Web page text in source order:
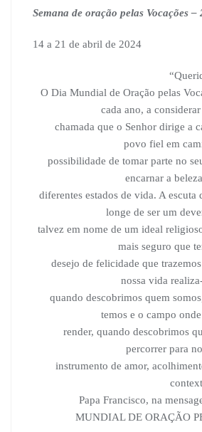
Semana de oração pelas Vocações –
14 a 21 de abril de 2024
O Dia Mundial de Oração pelas
cada ano, a
chamada que o Senhor dirige a
povo fiel em
possibilidade de tomar parte no
encarnar a
diferentes estados de vida. A escuta
longe de ser um
talvez em nome de um ideal
mais seguro que
desejo de felicidade que
nossa vida
quando descobrimos quem
temos e o campo
render, quando descobrimos
percorrer para
instrumento de amor,
Papa Francisco, na
MUNDIAL DE ORAÇÃO